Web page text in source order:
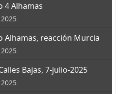
4 Alhamas
Alhamas, reacción Murcia
Bajas, 7-julio-2025